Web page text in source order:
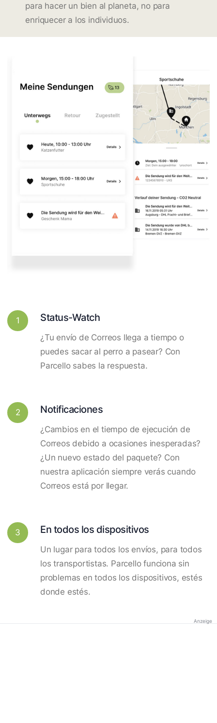
para hacer un bien al planeta, no para
enriquecer a los individuos.
1 Status-Watch
¿Tu envío de Correos llega a tiempo o
puedes sacar al perro a pasear? Con
Parcello sabes la respuesta.
2 Notificaciones
¿Cambios en el tiempo de ejecución de
Correos debido a ocasiones inesperadas?
¿Un nuevo estado del paquete? Con
nuestra aplicación siempre verás cuando
Correos está por llegar.
3 En todos los dispositivos
Un lugar para todos los envíos, para todos
los transportistas. Parcello funciona sin
problemas en todos los dispositivos, estés
donde estés.
Anzeige